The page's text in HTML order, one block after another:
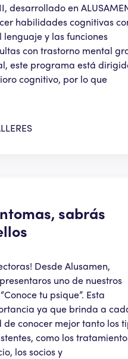
desarrollado en
habilidades cognitivas
y las funciones
con trastorno mental
este programa está
cognitivo, por lo que
sabrás
Desde Alusamen,
uno de nuestros
tu psique”. Esta
ya que brinda a
conocer mejor tanto los
como los
los socios y